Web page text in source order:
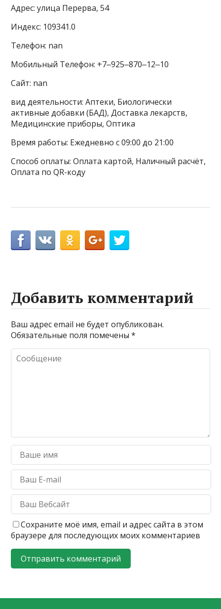
Адрес: улица Перерва, 54
Индекс: 109341.0
Телефон: nan
Мобильный Телефон: +7‒925‒870‒12‒10
Сайт: nan
вид деятельности: Аптеки, Биологически
активные добавки (БАД), Доставка лекарств,
Медицинские приборы, Оптика
Время работы: Ежедневно с 09:00 до 21:00
Способ оплаты: Оплата картой, Наличный расчёт,
Оплата по QR-коду
Добавить комментарий
Ваш адрес email не будет опубликован.
Обязательные поля помечены*
Сохраните моё имя, email и адрес сайта в этом
браузере для последующих моих комментариев